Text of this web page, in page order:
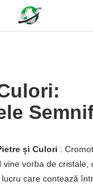
și Culori .
vine vorba de cristale,
care contează